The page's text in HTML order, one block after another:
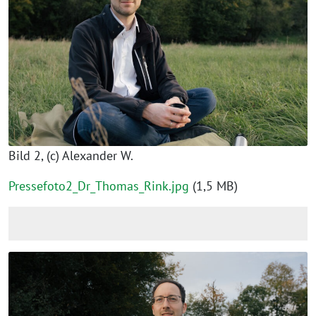
Bild 2, (c) Alexander W.
Pressefoto2_Dr_Thomas_Rink.jpg (1,5 MB)